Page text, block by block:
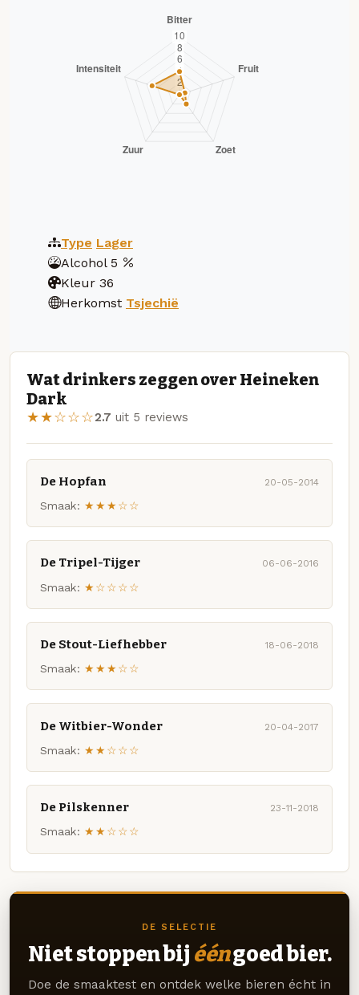
Type Lager
Alcohol 5
Kleur 36
Herkomst Tsjechië
Wat drinkers zeggen over Heineken
Dark
★★☆☆☆2.7 uit 5 reviews
De Hopfan 20-05-2014
Smaak: ★★★☆☆
De Tripel-Tijger 06-06-2016
Smaak: ★☆☆☆☆
De Stout-Liefhebber 18-06-2018
Smaak: ★★★☆☆
De Witbier-Wonder 20-04-2017
Smaak: ★★☆☆☆
De Pilskenner 23-11-2018
Smaak: ★★☆☆☆
DE SELECTIE
Niet stoppen bij ééngoed bier.
Doe de smaaktest en ontdek welke bieren écht in